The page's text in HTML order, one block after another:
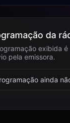
da
exibida
pela emissora.
ainda